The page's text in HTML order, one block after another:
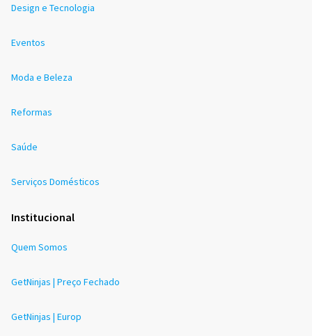
Design e Tecnologia
Eventos
Moda e Beleza
Reformas
Saúde
Serviços Domésticos
Institucional
Quem Somos
GetNinjas | Preço Fechado
GetNinjas | Europ